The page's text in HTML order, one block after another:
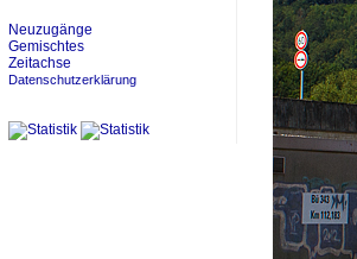
Neuzugänge
Gemischtes
Zeitachse
Datenschutzerklärung